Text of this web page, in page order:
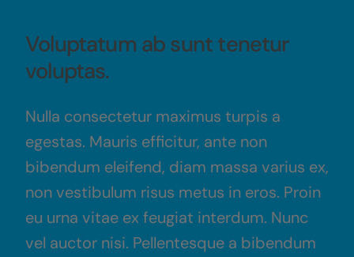
Voluptatum ab sunt tenetur
voluptas.
Nulla consectetur maximus turpis a
egestas. Mauris efficitur, ante non
bibendum eleifend, diam massa varius ex,
non vestibulum risus metus in eros. Proin
eu urna vitae ex feugiat interdum. Nunc
vel auctor nisi. Pellentesque a bibendum